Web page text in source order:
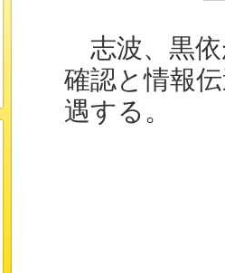
志波、黒依
確認と情報
遇する。